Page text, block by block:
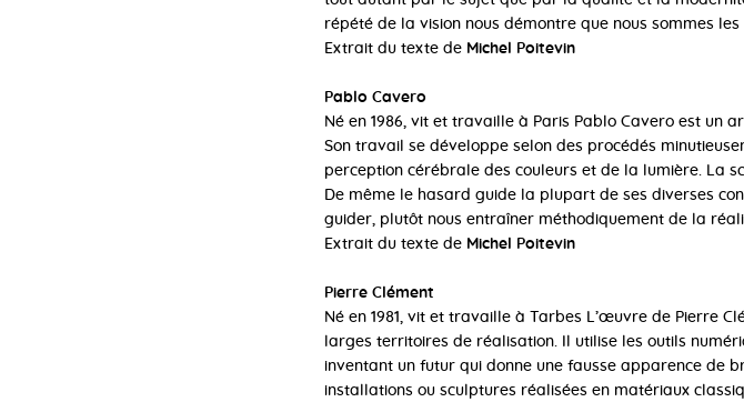
répété de la vision nous démontre que nous sommes
Extrait du texte de Michel Poitevin
Pablo Cavero
Né en 1986, vit et travaille à Paris Pablo Cavero est un
Son travail se développe selon des procédés
perception cérébrale des couleurs et de la lumière. La
De même le hasard guide la plupart de ses diverses
guider, plutôt nous entraîner méthodiquement de la
Extrait du texte de Michel Poitevin
Pierre Clément
Né en 1981, vit et travaille à Tarbes L’œuvre de Pierre
larges territoires de réalisation. Il utilise les outils
inventant un futur qui donne une fausse apparence de
installations ou sculptures réalisées en matériaux